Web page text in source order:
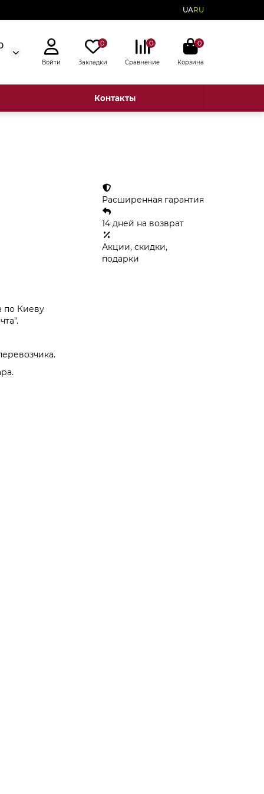
UARU
Войти
0
Закладки
0
Сравнение
0
Корзина
Контакты
по Киеву
Расширенная гарантия
14 дней на возврат
Акции, скидки,
подарки